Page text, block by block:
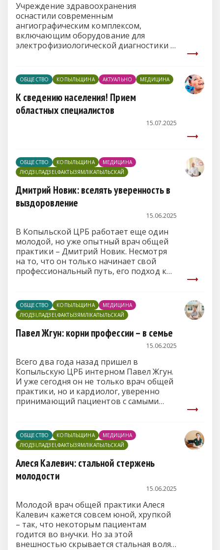
Учреждение здравоохранения
оснастили современным
ангиографическим комплексом,
включающим оборудование для
электрофизиологической диагностики и
ОБЩЕСТВО КОПЫЛЬЩИНА АКТУАЛЬНО МЕДИЦИНА
К сведению населения! Прием
областных специалистов
15.07.2025
ОБЩЕСТВО КОПЫЛЬЩИНА
МЕДИЦИНА
ЛЮДЗІ,ПАДЗЕІ,ФАКТЫЗЯМЛІКАПЫЛЬСКАЙ
Дмитрий Новик: вселять уверенность в
выздоровление
15.06.2025
В Копыльской ЦРБ работает еще один
молодой, но уже опытный врач общей
практики – Дмитрий Новик. Несмотря
на то, что он только начинает свой
профессиональный путь, его подход к
ОБЩЕСТВО КОПЫЛЬЩИНА
МЕДИЦИНА
ЛЮДЗІ,ПАДЗЕІ,ФАКТЫЗЯМЛІКАПЫЛЬСКАЙ
Павел Жгун: корни профессии – в семье
15.06.2025
Всего два года назад пришел в
Копыльскую ЦРБ интерном Павел Жгун.
И уже сегодня он не только врач общей
практики, но и кардиолог, уверенно
принимающий пациентов с самыми
ОБЩЕСТВО КОПЫЛЬЩИНА
МЕДИЦИНА
ЛЮДЗІ,ПАДЗЕІ,ФАКТЫЗЯМЛІКАПЫЛЬСКАЙ
Алеся Калевич: стальной стержень
молодости
15.06.2025
Молодой врач общей практики Алеся
Калевич кажется совсем юной, хрупкой
– так, что некоторым пациентам
годится во внучки. Но за этой
внешностью скрывается стальная воля,